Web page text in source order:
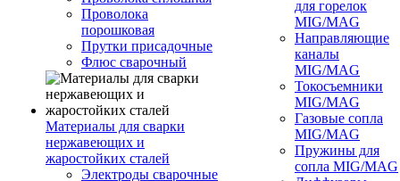
Проволока
порошковая
Прутки присадочные
Флюс сварочный
Материалы для сварки
нержавеющих и
жаростойких сталей
Электроды сварочные
для горелок
MIG/MAG
Направляющие
каналы
MIG/MAG
Токосъемники
MIG/MAG
Газовые сопла
MIG/MAG
Пружины для
сопла MIG/MAG